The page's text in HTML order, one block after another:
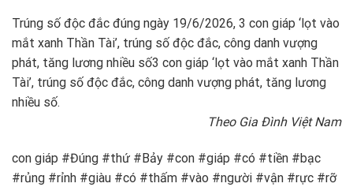
Trúng số độc đắc đúng ngày 19/6/2026, 3 con giáp ‘lọt vào
mắt xanh Thần Tài’, trúng số độc đắc, công danh vượng
phát, tăng lương nhiều số3 con giáp ‘lọt vào mắt xanh Thần
Tài’, trúng số độc đắc, công danh vượng phát, tăng lương
nhiều số.
Theo Gia Đình Việt Nam
con giáp #Đúng #thứ #Bảy #con #giáp #có #tiền #bạc
#rủng #rỉnh #giàu #có #thấm #vào #người #vận #rực #rỡ